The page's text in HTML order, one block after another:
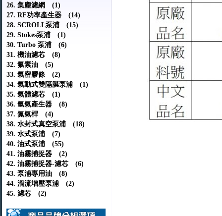
26. 集塵濾網 (1)
27. RF功率產生器 (14)
28. SCROLL泵浦 (15)
29. Stokes泵浦 (1)
30. Turbo 泵浦 (6)
31. 機油濾芯 (8)
32. 氟素油 (5)
33. 氣密膠條 (2)
34. 氣動式雙隔膜泵浦 (1)
35. 氣體濾芯 (1)
36. 氫氣產生器 (8)
37. 氮氣桿 (4)
38. 水封式真空泵浦 (18)
39. 水式泵浦 (7)
40. 油式泵浦 (55)
41. 油霧捕捉器 (2)
42. 油霧捕捉器-濾芯 (6)
43. 泵浦專用油 (8)
44. 渦流增壓泵浦 (2)
45. 濾芯 (2)